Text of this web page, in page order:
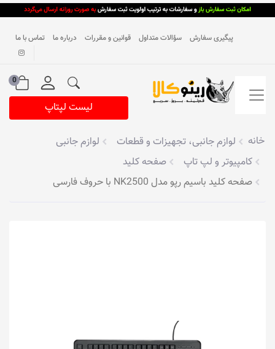
پیگیری سفارش سؤالات متداول قوانین و مقررات درباره ما تماس با ما
0
لیست لپتاپ
خانه لوازم جانبی، تجهیزات و قطعات
لوازم جانبی
کامپیوتر و لپ تاپ
صفحه کلید
صفحه کلید با‌سیم رپو مدل NK2500 با حروف فارسی